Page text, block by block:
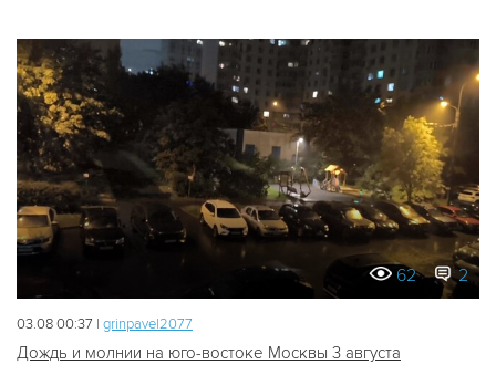
62 2
03.08 00:37 | grinpavel2077
Дождь и молнии на юго-востоке Москвы 3 августа